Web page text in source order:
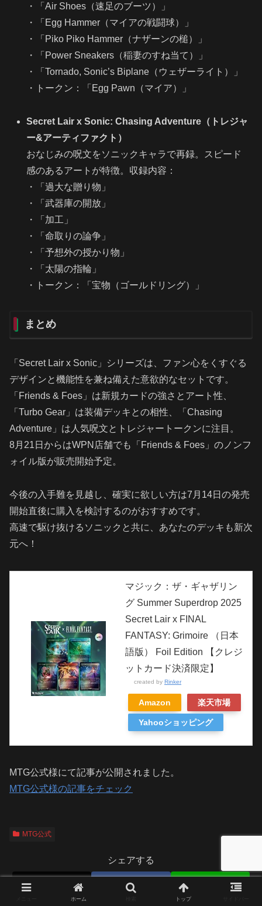
・「Air Shoes（速足のブーツ）」
・「Egg Hammer（マイアの戦闘球）」
・「Piko Piko Hammer（ナザーンの槌）」
・「Power Sneakers（稲妻のすね当て）」
・「Tornado, Sonic’s Biplane（ウェザーライト）」
・トークン：「Egg Pawn（マイア）」
Secret Lair x Sonic: Chasing Adventure（トレジャ
ー&アーティファクト）
おなじみの呪文をソニックキャラで再録。スピード
感のあるアートが特徴。収録内容：
・「過大な贈り物」
・「武器庫の開放」
・「加工」
・「命取りの論争」
・「予想外の授かり物」
・「太陽の指輪」
・トークン：「宝物（ゴールドリング）」
まとめ
「Secret Lair x Sonic」シリーズは、ファン心をくすぐる
デザインと機能性を兼ね備えた意欲的なセットです。
「Friends & Foes」は新規カードの強さとアート性、
「Turbo Gear」は装備デッキとの相性、「Chasing
Adventure」は人気呪文とトレジャートークンに注目。
8月21日からはWPN店舗でも「Friends & Foes」のノンフ
ォイル版が販売開始予定。
今後の入手難を見越し、確実に欲しい方は7月14日の発売
開始直後に購入を検討するのがおすすめです。
高速で駆け抜けるソニックと共に、あなたのデッキも新次
元へ！
マジック：ザ・ギャザリン
グ Summer Superdrop 2025
Secret Lair x FINAL
FANTASY: Grimoire （日本
語版） Foil Edition 【クレジ
ットカード決済限定】
created by Rinker
Amazon 楽天市場
Yahooショッピング
MTG公式様にて記事が公開されました。
MTG公式様の記事をチェック
MTG公式
シェアする
Facebook
ホーム トップ